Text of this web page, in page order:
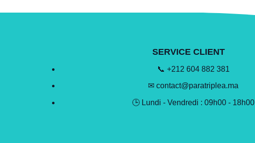
SERVICE CLIENT
📞 +212 604 882 381
✉ contact@paratriplea.ma
🕒 Lundi - Vendredi : 09h00 - 18h00